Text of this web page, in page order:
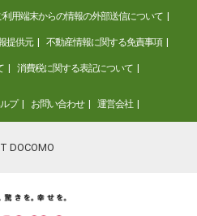
利用端末からの情報の外部送信について
提供元 不動産情報に関する免責事項
消費税に関する表記について
プ お問い合わせ 運営会社
DOCOMO